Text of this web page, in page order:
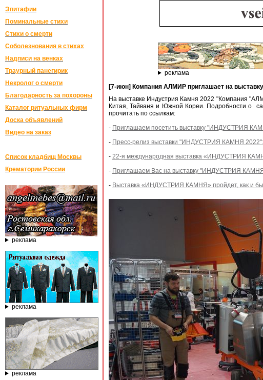
Эпитафии
Поминальные стихи
Стихи о смерти
Соболезнования в стихах
Надписи на венках
Траурный панегирик
Некролог о смерти
Благодарность за похороны
Каталог ритуальных фирм
Доска объявлений
Видео на заказ
Список кладбищ Москвы
Крематории России
реклама
реклама
реклама
реклама
[7-июн] Компания АЛМИР приглашает на
На выставке Индустрия Камня 2022 "Компания
Китая, Тайваня и Южной Кореи. Подробности о
прочитать по ссылкам:
- Приглашаем посетить выставку "ИНДУСТРИЯ
- Пресс-релиз выставки "ИНДУСТРИЯ КАМНЯ 2022";
- 22-я международная выставка «ИНДУСТРИЯ
- Приглашаем Вас на выставку "ИНДУСТРИЯ
- Выставка «ИНДУСТРИЯ КАМНЯ» пройдет, как и